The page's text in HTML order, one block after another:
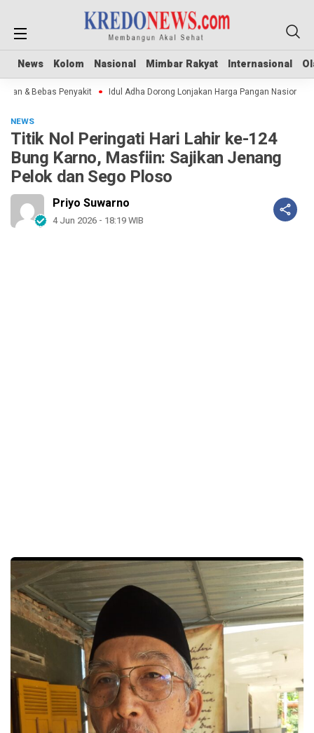
News Kolom Nasional Mimbar Rakyat Internasional
News Kolom Nasional Mimbar Rakyat Internasional
& Bebas Penyakit Idul Adha Dorong Lonjakan Harga Pangan Nasional
NEWS
Titik Nol Peringati Hari Lahir ke-124
Bung Karno, Masfiin: Sajikan Jenang
Pelok dan Sego Ploso
Priyo Suwarno
4 Jun 2026 - 18:19 WIB